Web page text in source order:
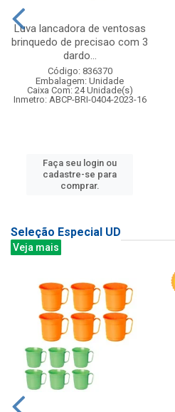
Luva lancadora de ventosas
brinquedo de precisao com 3
dardo...
Código: 836370
Embalagem: Unidade
Caixa Com: 24 Unidade(s)
Inmetro: ABCP-BRI-0404-2023-16
Faça seu login ou
cadastre-se para
comprar.
Seleção Especial UD
Veja mais